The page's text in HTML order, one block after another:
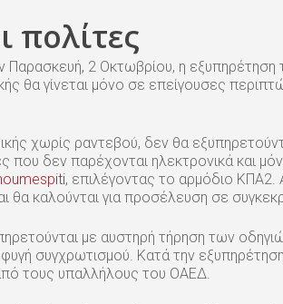
πολίτες
Παρασκευή, 2 Οκτωβρίου, η
θα γίνεται μόνο σε επείγουσες
χωρίς ραντεβού, δεν θα
δεν παρέχονται ηλεκτρονικά και
, επιλέγοντας το αρμόδιο
θα καλούνται για προσέλευση σε
με αυστηρή τήρηση των
συγχρωτισμού. Κατά την
τους υπαλλήλους του ΟΑΕΔ.